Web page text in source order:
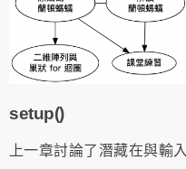
setup()
上一章討論了潛藏在與輸